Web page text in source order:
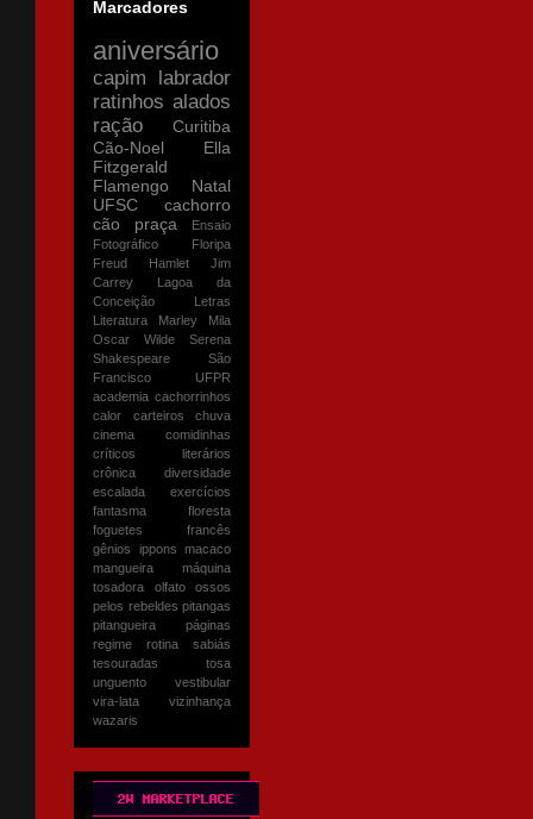
Marcadores
aniversário
capim
labrador
ratinhos alados
ração
Curitiba
Cão-Noel
Ella
Fitzgerald
Flamengo
Natal
UFSC
cachorro
cão
praça
Ensaio
Fotográfico
Floripa
Freud
Hamlet
Jim
Carrey
Lagoa da
Conceição
Letras
Literatura
Marley
Mila
Oscar Wilde
Serena
Shakespeare
São
Francisco
UFPR
academia cachorrinhos
calor
carteiros
chuva
cinema
comidinhas
críticos literários
crônica
diversidade
escalada
exercícios
fantasma
floresta
foguetes
francês
gênios
ippons macaco
mangueira
máquina
tosadora
olfato
ossos
pelos rebeldes pitangas
pitangueira
páginas
regime
rotina
sabiás
tesouradas
tosa
unguento
vestibular
vira-lata
vizinhança
wazaris